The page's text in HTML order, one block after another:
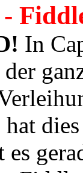
In
der
es